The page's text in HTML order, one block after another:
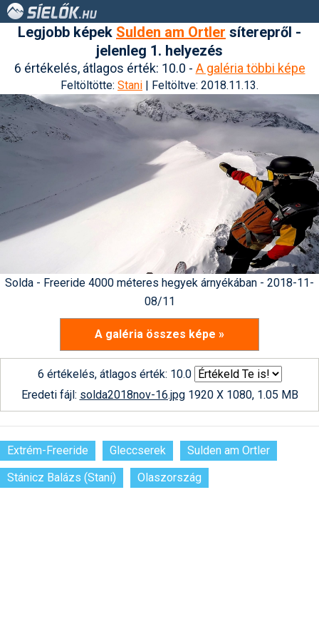
Legjobb képek Sulden am Ortler síterepről -
jelenleg 1. helyezés
6 értékelés, átlagos érték: 10.0 - A galéria többi képe
Feltöltötte: Stani | Feltöltve: 2018.11.13.
Solda - Freeride 4000 méteres hegyek árnyékában - 2018-11-
08/11
A galéria összes képe »
6 értékelés, átlagos érték: 10.0
Eredeti fájl: solda2018nov-16.jpg1920 X 1080, 1.05 MB
Extrém-Freeride Gleccserek
Sulden am Ortler
Stánicz Balázs (Stani)
Olaszország